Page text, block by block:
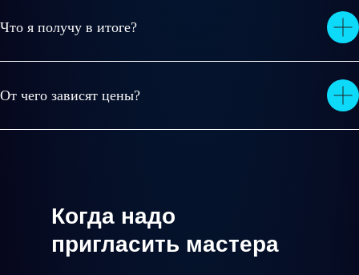
Что я получу в итоге?
От чего зависят цены?
Когда надо
пригласить мастера